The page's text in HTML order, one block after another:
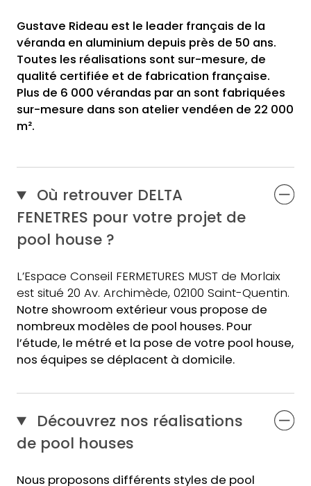
Gustave Rideau est le leader français de la
véranda en aluminium depuis près de 50 ans.
Toutes les réalisations sont sur-mesure, de
qualité certifiée et de fabrication française.
Plus de 6 000 vérandas par an sont fabriquées
sur-mesure dans son atelier vendéen de 22 000
m².
Où retrouver DELTA
FENETRES pour votre projet de
pool house ?
L’Espace Conseil FERMETURES MUST de Morlaix
est situé 20 Av. Archimède, 02100 Saint-Quentin.
Notre showroom extérieur vous propose de
nombreux modèles de pool houses. Pour
l’étude, le métré et la pose de votre pool house,
nos équipes se déplacent à domicile.
Découvrez nos réalisations
de pool houses
Nous proposons différents styles de pool